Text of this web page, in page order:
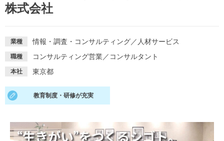
イベントを探す スカウト
就活ノウハウ・サポート
就活ノウハウが満載！ お役立ち記事・相談室など
株式会社
業種 情報・調査・コンサルティング／ 人材サービス
職種 コンサルティング営業／ コンサルタント
本社 東京都
教育制度・研修が充実